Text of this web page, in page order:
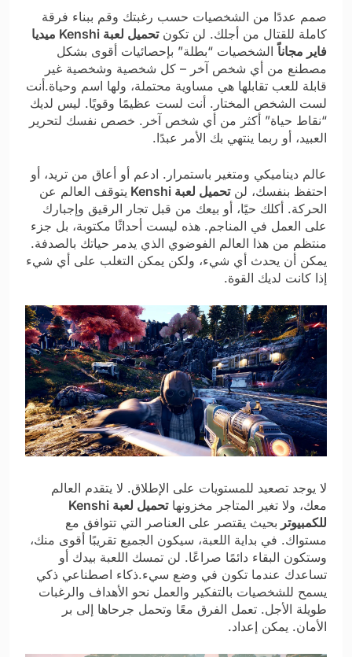
صمم عددًا من الشخصيات حسب رغبتك وقم ببناء فرقة
كاملة للقتال من أجلك. لن تكون
تحميل لعبة Kenshi ميديا
فاير مجاناًالشخصيات “بطلة” بإحصائيات أقوى بشكل
مصطنع من أي شخص آخر – كل شخصية وشخصية غير
قابلة للعب تقابلها هي مساوية محتملة، ولها اسم وحياة.أنت
لست الشخص المختار. أنت لست عظيمًا وقويًا. ليس لديك
“نقاط حياة” أكثر من أي شخص آخر. خصص نفسك لتحرير
العبيد، أو ربما ينتهي بك الأمر عبدًا.
عالم ديناميكي ومتغير باستمرار. ادعم أو أعاق من تريد، أو
احتفظ بنفسك، لنتحميل لعبة Kenshi
يتوقف العالم عن
الحركة. أكلك حيًا، أو بيعك من قبل تجار الرقيق وإجبارك
على العمل في المناجم. هذه ليست أحداثًا مكتوبة، بل جزء
منتظم من هذا العالم الفوضوي الذي يدمر حياتك بالصدفة.
يمكن أن يحدث أي شيء، ولكن يمكن التغلب على أي شيء
إذا كانت لديك القوة.
لا يوجد تصعيد للمستويات على الإطلاق. لا يتقدم العالم
معك، ولا تغير المتاجر مخزونها
تحميل لعبة Kenshi
للكمبيوتر بحيث يقتصر على العناصر التي تتوافق مع
مستواك. في بداية اللعبة، سيكون الجميع تقريبًا أقوى منك،
وستكون البقاء دائمًا صراعًا. لن تمسك اللعبة بيدك أو
تساعدك عندما تكون في وضع سيء.ذكاء اصطناعي ذكي
يسمح للشخصيات بالتفكير والعمل نحو الأهداف والرغبات
طويلة الأجل. تعمل الفرق معًا وتحمل جرحاها إلى بر
الأمان. يمكن إعداد.